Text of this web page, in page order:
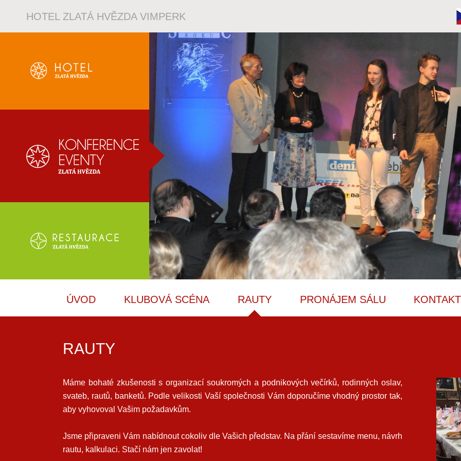
HOTEL ZLATÁ HVĚZDA VIMPERK
ÚVOD KLUBOVÁ SCÉNA RAUTY PRONÁJEM SÁLU KONTAKT
RAUTY
Máme bohaté zkušenosti s organizací soukromých a podnikových večírků, rodinných oslav,
svateb, rautů, banketů. Podle velikosti Vaší společnosti Vám doporučíme vhodný prostor tak,
aby vyhovoval Vašim požadavkům.
Jsme připraveni Vám nabídnout cokoliv dle Vašich představ. Na přání sestavíme menu, návrh
rautu, kalkulaci. Stačí nám jen zavolat!